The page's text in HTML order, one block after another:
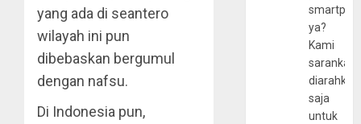
yang ada di seantero
wilayah ini pun
dibebaskan bergumul
dengan nafsu.
Di Indonesia pun,
ya?
Kami
sarankan,
diarahkan
saja
untuk